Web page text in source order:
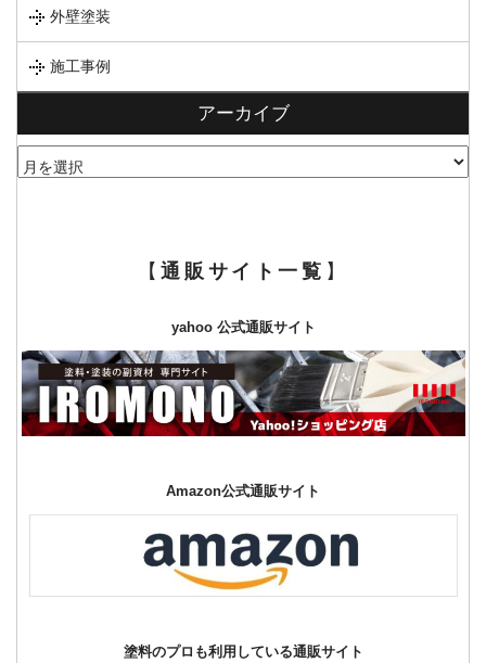
外壁塗装
施工事例
アーカイブ
ア
【通販サイト一覧 】
yahoo 公式通販サイト
Amazon公式通販サイト
塗料のプロも利用している通販サイト